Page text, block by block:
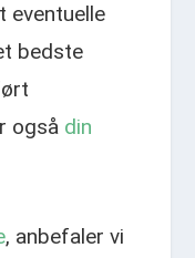
eventuelle
bedste
også din
, anbefaler vi